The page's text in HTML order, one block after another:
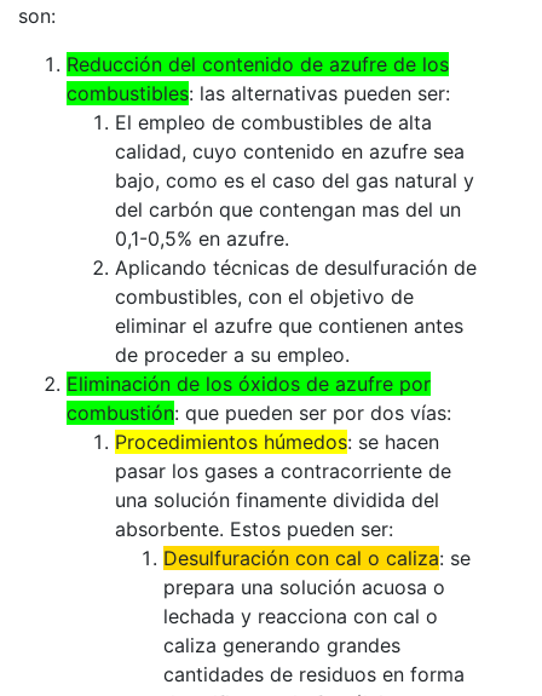
son:
Reducción del contenido de azufre de los
combustibles: las alternativas pueden ser:
El empleo de combustibles de alta
calidad, cuyo contenido en azufre sea
bajo, como es el caso del gas natural y
del carbón que contengan mas del un
0,1-0,5% en azufre.
Aplicando técnicas de desulfuración de
combustibles, con el objetivo de
eliminar el azufre que contienen antes
de proceder a su empleo.
Eliminación de los óxidos de azufre por
combustión: que pueden ser por dos vías:
Procedimientos húmedos: se hacen
pasar los gases a contracorriente de
una solución finamente dividida del
absorbente. Estos pueden ser:
Desulfuración con cal o caliza: se
prepara una solución acuosa o
lechada y reacciona con cal o
caliza generando grandes
cantidades de residuos en forma